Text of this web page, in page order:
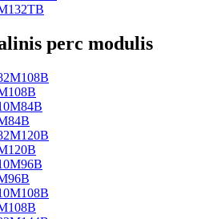
perc modulis